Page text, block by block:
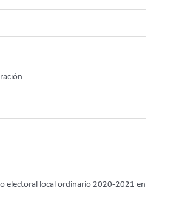
electoral local ordinario 2020-2021 en